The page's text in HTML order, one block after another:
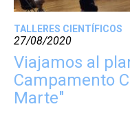
TALLERES CIENTÍFICOS
27/08/2020
Viajamos al
Campamento
Marte"